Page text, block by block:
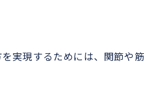
実現するためには、関節や